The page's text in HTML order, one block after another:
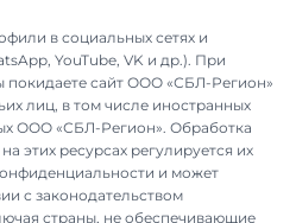
в социальных сетях и
YouTube, VK и др.). При
покидаете сайт ООО «СБЛ-Регион»
лиц, в том числе иностранных
ООО «СБЛ-Регион». Обработка
этих ресурсах регулируется их
и может
с законодательством
страны, не обеспечивающие